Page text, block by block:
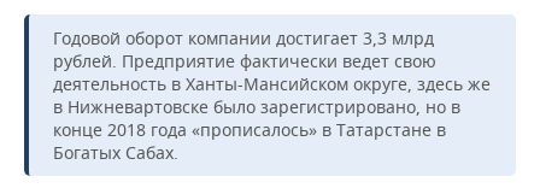
ВОДНЫЕ ВИДЫ СПОРТА
ХОККЕЙ С МЯЧОМ
ОБРАЗОВАНИЕ
ПРОИСШЕСТВИЯ
Годовой оборот компании достигает 3,3 млрд
рублей. Предприятие фактически ведет свою
деятельность в Ханты-Мансийском округе, здесь же
в Нижневартовске было зарегистрировано, но в
конце 2018 года «прописалось» в Татарстане в
Богатых Сабах.